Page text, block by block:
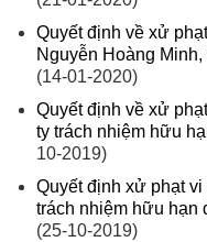
Quyết định về xử
Nguyễn Hoàng
(14-01-2020)
Quyết định về xử
ty trách nhiệm hữu
10-2019)
Quyết định xử phạt
trách nhiệm hữu hạn
(25-10-2019)